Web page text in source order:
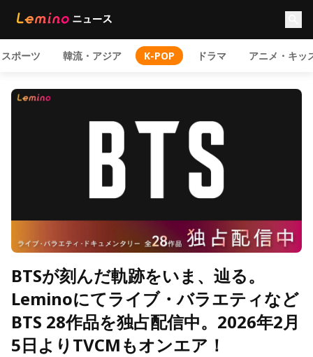
スポーツ 韓流・アジア K-POP ドラマ アニメ・キッ
BTSが刻んだ軌跡をいま、辿る。
Leminoにてライブ・バラエティなど
BTS 28作品を独占配信中。2026年2月
5日よりTVCMもオンエア！